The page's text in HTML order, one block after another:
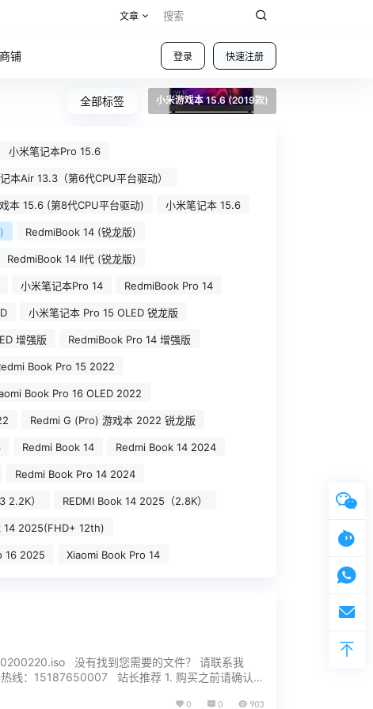
文章
登录 快速注册
商铺
全部标签 小米游戏本 15.6 (2019款)
小米笔记本Pro 15.6
本Air 13.3（第6代CPU平台驱动）
本 15.6 (第8代CPU平台驱动) 小米笔记本 15.6
RedmiBook 14 (锐龙版)
RedmiBook 14 II代 (锐龙版)
小米笔记本Pro 14 RedmiBook Pro 14
小米笔记本 Pro 15 OLED 锐龙版
增强版 RedmiBook Pro 14 增强版
Book Pro 15 2022
Book Pro 16 OLED 2022
Redmi G (Pro) 游戏本 2022 锐龙版
Redmi Book 14 Redmi Book 14 2024
Redmi Book Pro 14 2024
2.2K） REDMI Book 14 2025（2.8K）
14 2025(FHD+ 12th)
16 2025 Xiaomi Book Pro 14
没有找到您需要的文件？ 请联系我
线：15187650007 站长推荐 1. 购买之前请确认
0 0 903